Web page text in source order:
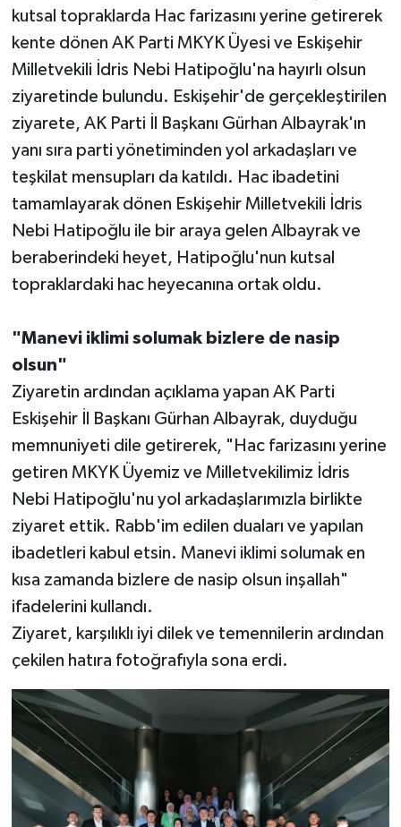
kutsal topraklarda Hac farizasını yerine getirerek
kente dönen AK Parti MKYK Üyesi ve Eskişehir
Milletvekili İdris Nebi Hatipoğlu'na hayırlı olsun
ziyaretinde bulundu. Eskişehir'de gerçekleştirilen
ziyarete, AK Parti İl Başkanı Gürhan Albayrak'ın
yanı sıra parti yönetiminden yol arkadaşları ve
teşkilat mensupları da katıldı. Hac ibadetini
tamamlayarak dönen Eskişehir Milletvekili İdris
Nebi Hatipoğlu ile bir araya gelen Albayrak ve
beraberindeki heyet, Hatipoğlu'nun kutsal
topraklardaki hac heyecanına ortak oldu.
"Manevi iklimi solumak bizlere de nasip
olsun"
Ziyaretin ardından açıklama yapan AK Parti
Eskişehir İl Başkanı Gürhan Albayrak, duyduğu
memnuniyeti dile getirerek, "Hac farizasını yerine
getiren MKYK Üyemiz ve Milletvekilimiz İdris
Nebi Hatipoğlu'nu yol arkadaşlarımızla birlikte
ziyaret ettik. Rabb'im edilen duaları ve yapılan
ibadetleri kabul etsin. Manevi iklimi solumak en
kısa zamanda bizlere de nasip olsun inşallah"
ifadelerini kullandı.
Ziyaret, karşılıklı iyi dilek ve temennilerin ardından
çekilen hatıra fotoğrafıyla sona erdi.